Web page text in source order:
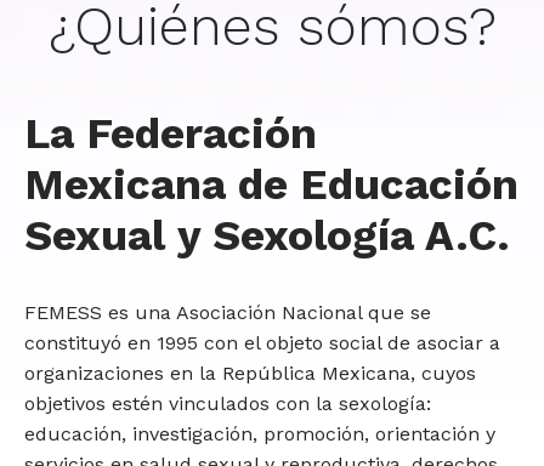
¿Quiénes sómos?
La Federación
Mexicana de Educación
Sexual y Sexología A.C.
FEMESS es una Asociación Nacional que se
constituyó en 1995 con el objeto social de asociar a
organizaciones en la República Mexicana, cuyos
objetivos estén vinculados con la sexología:
educación, investigación, promoción, orientación y